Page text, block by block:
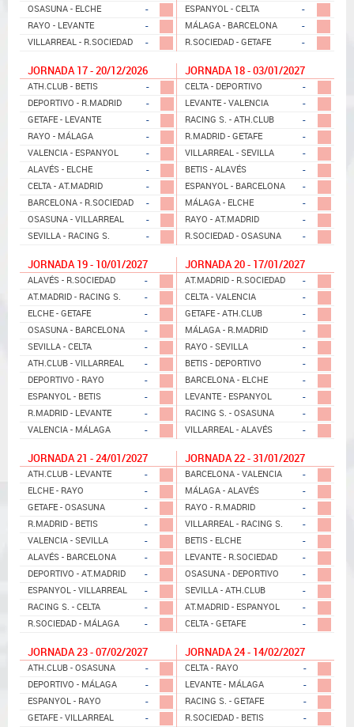
OSASUNA - ELCHE -
RAYO - LEVANTE -
VILLARREAL - R.SOCIEDAD -
ESPANYOL - CELTA -
MÁLAGA - BARCELONA -
R.SOCIEDAD - GETAFE -
JORNADA 17 - 20/12/2026
ATH.CLUB - BETIS -
DEPORTIVO - R.MADRID -
GETAFE - LEVANTE -
RAYO - MÁLAGA -
VALENCIA - ESPANYOL -
ALAVÉS - ELCHE -
CELTA - AT.MADRID -
BARCELONA - R.SOCIEDAD -
OSASUNA - VILLARREAL -
SEVILLA - RACING S. -
JORNADA 18 - 03/01/2027
CELTA - DEPORTIVO -
LEVANTE - VALENCIA -
RACING S. - ATH.CLUB -
R.MADRID - GETAFE -
VILLARREAL - SEVILLA -
BETIS - ALAVÉS -
ESPANYOL - BARCELONA -
MÁLAGA - ELCHE -
RAYO - AT.MADRID -
R.SOCIEDAD - OSASUNA -
JORNADA 19 - 10/01/2027
ALAVÉS - R.SOCIEDAD -
AT.MADRID - RACING S. -
ELCHE - GETAFE -
OSASUNA - BARCELONA -
SEVILLA - CELTA -
ATH.CLUB - VILLARREAL -
DEPORTIVO - RAYO -
ESPANYOL - BETIS -
R.MADRID - LEVANTE -
VALENCIA - MÁLAGA -
JORNADA 20 - 17/01/2027
AT.MADRID - R.SOCIEDAD -
CELTA - VALENCIA -
GETAFE - ATH.CLUB -
MÁLAGA - R.MADRID -
RAYO - SEVILLA -
BETIS - DEPORTIVO -
BARCELONA - ELCHE -
LEVANTE - ESPANYOL -
RACING S. - OSASUNA -
VILLARREAL - ALAVÉS -
JORNADA 21 - 24/01/2027
ATH.CLUB - LEVANTE -
ELCHE - RAYO -
GETAFE - OSASUNA -
R.MADRID - BETIS -
VALENCIA - SEVILLA -
ALAVÉS - BARCELONA -
DEPORTIVO - AT.MADRID -
ESPANYOL - VILLARREAL -
RACING S. - CELTA -
R.SOCIEDAD - MÁLAGA -
JORNADA 22 - 31/01/2027
BARCELONA - VALENCIA -
MÁLAGA - ALAVÉS -
RAYO - R.MADRID -
VILLARREAL - RACING S. -
BETIS - ELCHE -
LEVANTE - R.SOCIEDAD -
OSASUNA - DEPORTIVO -
SEVILLA - ATH.CLUB -
AT.MADRID - ESPANYOL -
CELTA - GETAFE -
JORNADA 23 - 07/02/2027
ATH.CLUB - OSASUNA -
DEPORTIVO - MÁLAGA -
ESPANYOL - RAYO -
GETAFE - VILLARREAL -
JORNADA 24 - 14/02/2027
CELTA - RAYO -
LEVANTE - MÁLAGA -
RACING S. - GETAFE -
R.SOCIEDAD - BETIS -